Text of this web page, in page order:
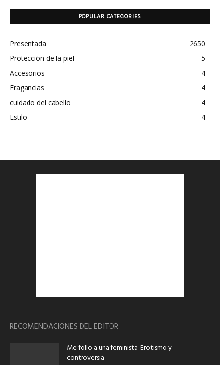
POPULAR CATEGORIES
Presentada
2650
Protección de la piel
5
Accesorios
4
Fragancias
4
cuidado del cabello
4
Estilo
4
RECOMENDACIONES DEL EDITOR
Me follo a una feminista: Erotismo y
controversia